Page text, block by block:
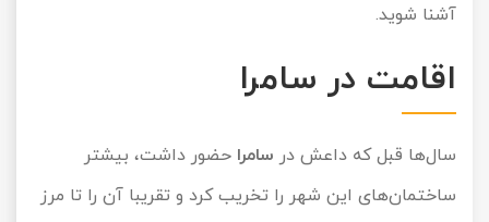
آشنا شوید.
اقامت در سامرا
سال‌ها قبل که داعش در سامرا حضور داشت، بیشتر
ساختمان‌های این شهر را تخریب کرد و تقریبا آن را تا مرز
تور مرداب سراوان
تور گلستان
تور سوباتان